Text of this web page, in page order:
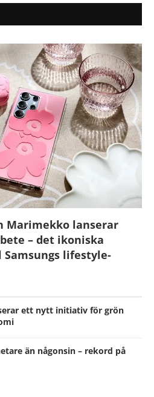
Marimekko lanserar
– det ikoniska
lifestyle-
ett nytt initiativ för grön
än någonsin – rekord på